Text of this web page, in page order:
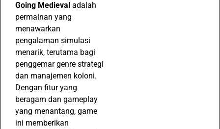
Going Medieval adalah
permainan yang
menawarkan
pengalaman simulasi
menarik, terutama bagi
penggemar genre strategi
dan manajemen koloni.
Dengan fitur yang
beragam dan gameplay
yang menantang, game
ini memberikan